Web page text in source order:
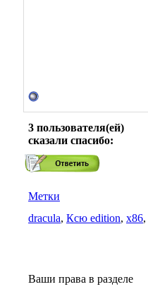
3 пользователя(ей)
сказали cпасибо:
Метки
dracula, Ксю edition, х86,
Ваши права в разделе